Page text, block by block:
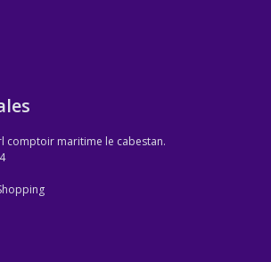
comptoir maritime le cabestan.